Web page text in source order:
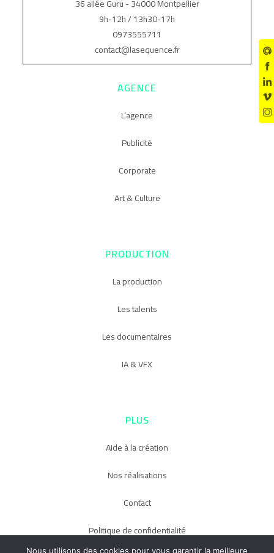
36 allée Guru - 34000 Montpellier
9h-12h / 13h30-17h
0973555711
contact@lasequence.fr
AGENCE
L’agence
Publicité
Corporate
Art & Culture
PRODUCTION
La production
Les talents
Les documentaires
IA & VFX
PLUS
Aide à la création
Nos réalisations
Contact
Politique de confidentialité
Nous utilisons des cookies pour vous garantir la meilleure